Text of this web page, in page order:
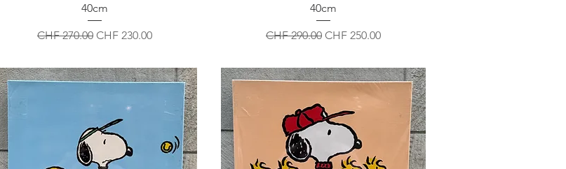
40cm
Standardpreis
CHF 270.00 Sale-Preis
CHF 230.00
40cm
Standardpreis
CHF 290.00 Sale-Preis
CHF 250.00